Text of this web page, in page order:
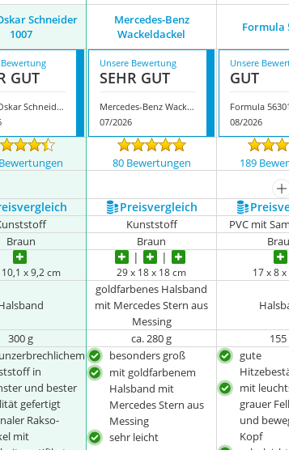
Schneider
1007
Mercedes-Benz
Wackeldackel
Formula
GUT
Rakso Oskar Schneider 1007
Unsere Bewertung
SEHR GUT
Mercedes-Benz Wackeldackel
07/2026
Unsere
GUT
Formula
08/2026
80 Bewertungen 189
Preis­vergleich
Kunststoff PVC mit
Braun Braun
10,1 x 9,2 cm ‎29 x 18 x 18 cm ‎17 x 8
goldfarbenes Halsband
mit Mercedes Stern aus
Messing
300 g ca. 280 g 155
in
und bester
gefertigt
Rakso-
mit
besonders groß
mit goldfarbenem
Halsband mit
Mercedes Stern aus
Messing
sehr leicht
gute
mit
grauer
und
Kopf